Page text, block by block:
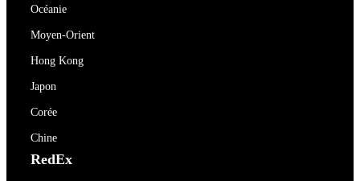
Océanie
Moyen-Orient
Hong Kong
Japon
Corée
Chine
RedEx